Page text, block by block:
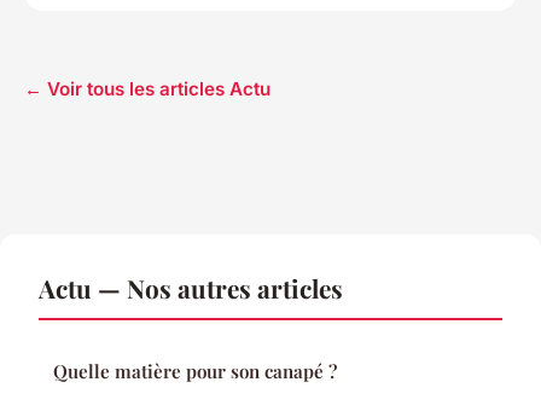
← Voir tous les articles Actu
Actu — Nos autres articles
Quelle matière pour son canapé ?